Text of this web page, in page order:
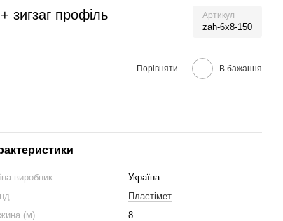
зигзаг профіль Артикул
zah-6x8-150
Порівняти В бажання
виробник
Україна
Пластімет
(м)
8